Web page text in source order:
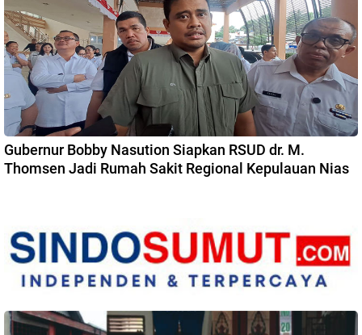
Gubernur Bobby Nasution Siapkan RSUD dr. M.
Thomsen Jadi Rumah Sakit Regional Kepulauan Nias